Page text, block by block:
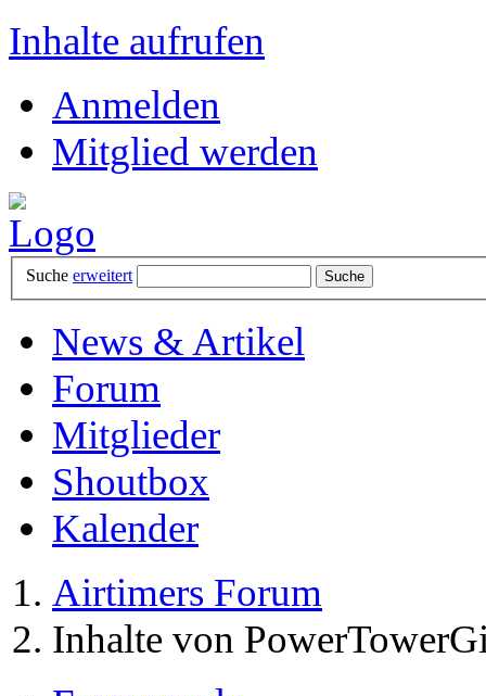
Inhalte aufrufen
Anmelden
Mitglied werden
Suche erweitert
News & Artikel
Forum
Mitglieder
Shoutbox
Kalender
Airtimers Forum
Inhalte von